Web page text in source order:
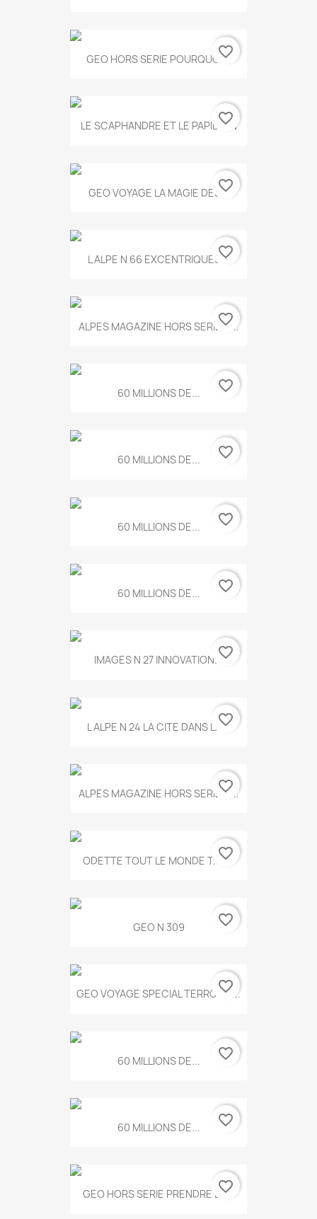
GEO HORS SERIE POURQUOI...
favorite_border
LE SCAPHANDRE ET LE PAPILLON
favorite_border
GEO VOYAGE LA MAGIE DES...
favorite_border
L ALPE N 66 EXCENTRIQUES...
favorite_border
ALPES MAGAZINE HORS SERIE N...
favorite_border
60 MILLIONS DE... favorite_border
60 MILLIONS DE... favorite_border
60 MILLIONS DE... favorite_border
60 MILLIONS DE... favorite_border
IMAGES N 27 INNOVATION...favorite_border
L ALPE N 24 LA CITE DANS LA...
favorite_border
ALPES MAGAZINE HORS SERIE N...
favorite_border
ODETTE TOUT LE MONDE T.546
favorite_border
GEO N 309 favorite_border
GEO VOYAGE SPECIAL TERROIRS...
favorite_border
60 MILLIONS DE... favorite_border
60 MILLIONS DE... favorite_border
GEO HORS SERIE PRENDRE LE...
favorite_border